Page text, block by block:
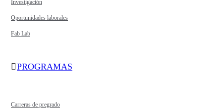
Investigación
Oportunidades laborales
Fab Lab
PROGRAMAS
Carreras de pregrado